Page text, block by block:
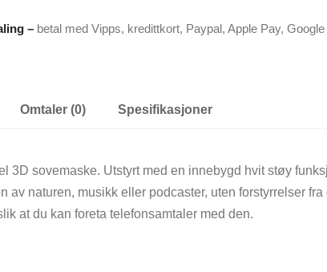
– betal med Vipps, kredittkort, Paypal, Apple Pay,
Omtaler (0) Spesifikasjoner
3D sovemaske. Utstyrt med en innebygd hvit støy
naturen, musikk eller podcaster, uten forstyrrelser fra
at du kan foreta telefonsamtaler med den.